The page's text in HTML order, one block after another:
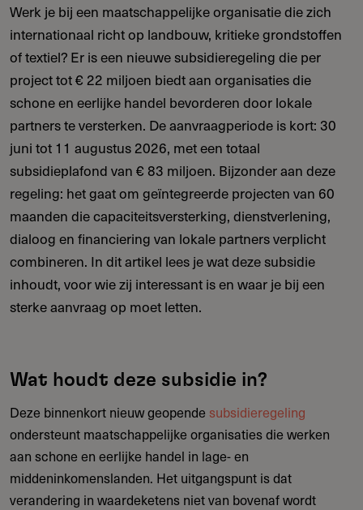
Werk je bij een maatschappelijke organisatie die zich
internationaal richt op landbouw, kritieke grondstoffen
of textiel? Er is een nieuwe subsidieregeling die per
project tot € 22 miljoen biedt aan organisaties die
schone en eerlijke handel bevorderen door lokale
partners te versterken. De aanvraagperiode is kort: 30
juni tot 11 augustus 2026, met een totaal
subsidieplafond van € 83 miljoen. Bijzonder aan deze
regeling: het gaat om geïntegreerde projecten van 60
maanden die capaciteitsversterking, dienstverlening,
dialoog en financiering van lokale partners verplicht
combineren. In dit artikel lees je wat deze subsidie
inhoudt, voor wie zij interessant is en waar je bij een
sterke aanvraag op moet letten.
Wat houdt deze subsidie in?
Deze binnenkort nieuw geopende subsidieregeling
ondersteunt maatschappelijke organisaties die werken
aan schone en eerlijke handel in lage- en
middeninkomenslanden. Het uitgangspunt is dat
verandering in waardeketens niet van bovenaf wordt